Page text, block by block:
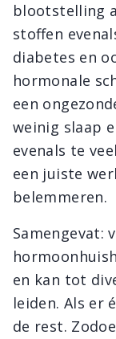
blootstelling
stoffen
diabetes en
hormonale
een
weinig slaap
evenals te
een juiste
belemmeren.
Samengevat:
en kan tot
leiden. Als er
de rest.